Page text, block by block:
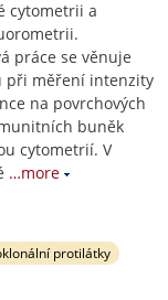
cytometrii a
práce se věnuje
při měření intenzity
na povrchových
buněk
cytometrií. V
…more
protilátky